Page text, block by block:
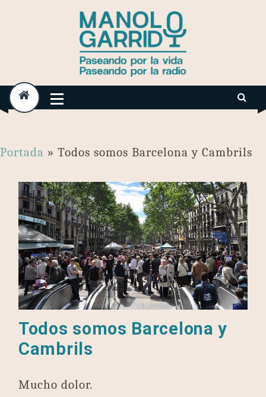
Portada » Todos somos Barcelona y Cambrils
Todos somos Barcelona y
Cambrils
Mucho dolor.